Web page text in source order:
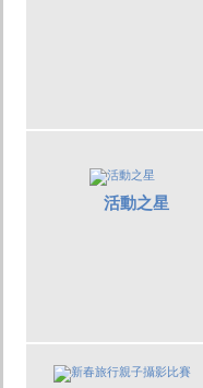
活動之星